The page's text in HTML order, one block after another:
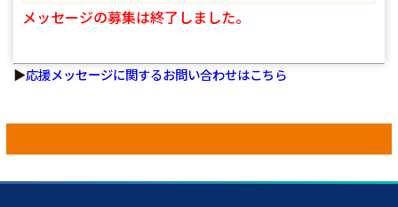
メッセージの募集は終了しました。
▶応援メッセージに関するお問い合わせはこちら